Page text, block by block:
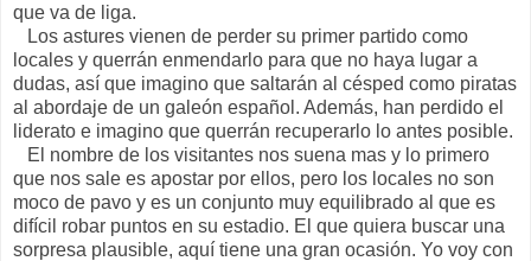
que va de liga.
Los astures vienen de perder su primer partido como
locales y querrán enmendarlo para que no haya lugar a
dudas, así que imagino que saltarán al césped como piratas
al abordaje de un galeón español. Además, han perdido el
liderato e imagino que querrán recuperarlo lo antes posible.
El nombre de los visitantes nos suena mas y lo primero
que nos sale es apostar por ellos, pero los locales no son
moco de pavo y es un conjunto muy equilibrado al que es
difícil robar puntos en su estadio. El que quiera buscar una
sorpresa plausible, aquí tiene una gran ocasión. Yo voy con